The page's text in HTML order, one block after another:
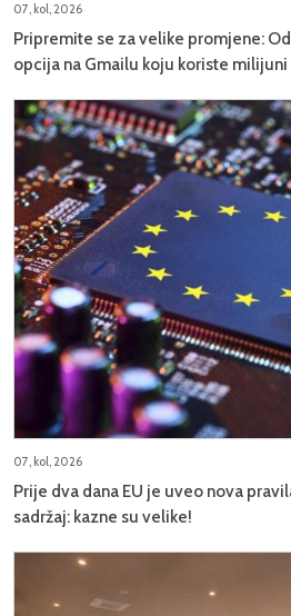
07, kol, 2026
Pripremite se za velike promjene:
opcija na Gmailu koju koriste milijuni
07, kol, 2026
Prije dva dana EU je uveo nova
sadržaj: kazne su velike!